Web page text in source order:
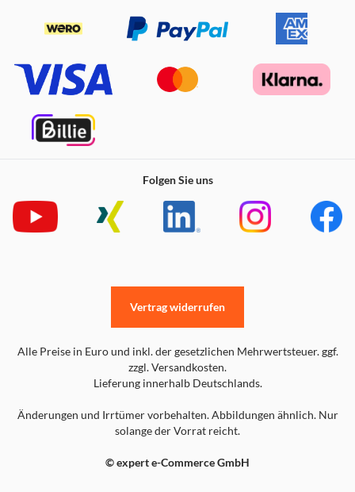
Folgen Sie uns
Alle Preise in Euro und inkl. der gesetzlichen Mehrwertsteuer. ggf.
zzgl. Versandkosten.
Lieferung innerhalb Deutschlands.
Änderungen und Irrtümer vorbehalten. Abbildungen ähnlich. Nur
solange der Vorrat reicht.
© expert e-Commerce GmbH
Vertrag widerrufen